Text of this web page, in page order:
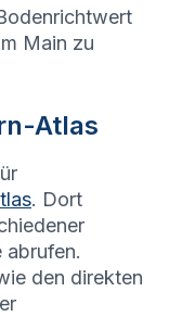
Main zu
Atlas
. Dort
abrufen.
den direkten